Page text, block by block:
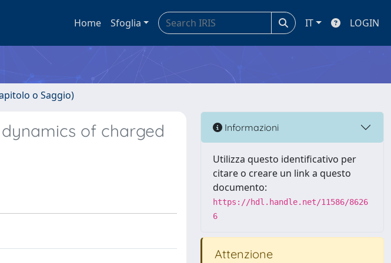
Home Sfoglia IT LOGIN
o Saggio)
of charged
Informazioni
Utilizza questo identificativo per
citare o creare un link a questo
documento:
https://hdl.handle.net/11586/8626
6
Attenzione